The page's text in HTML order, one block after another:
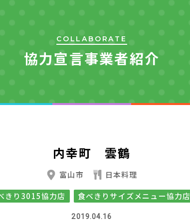
COLLABORATE
協力宣言事業者紹介
内幸町 雲鶴
富山市 日本料理
きり3015協力店 食べきりサイズメニュー協力店
2019.04.16